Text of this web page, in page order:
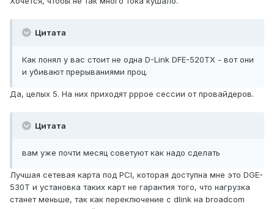
Цитата
Как понял у вас стоит не одна D-Link DFE-520TX - вот они
и убивают прерываниями проц.
Да, целых 5. На них приходят pppoe сессии от провайдеров.
Цитата
вам уже почти месяц советуют как надо сделать
Лучшая сетевая карта под PCI, которая доступна мне это DGE-
530T и установка таких карт не гарантия того, что нагрузка
станет меньше, так как переключение с dlink на broadcom